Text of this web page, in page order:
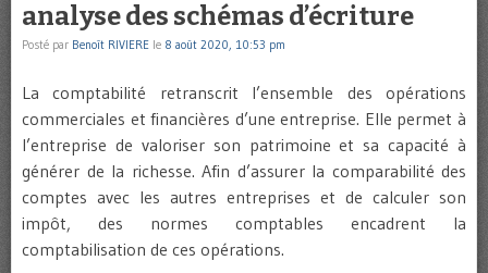
analyse des schémas d’écriture
Posté par Benoît RIVIERE le 8 août 2020, 10:53 pm
La comptabilité retranscrit l’ensemble des opérations
commerciales et financières d’une entreprise. Elle permet à
l’entreprise de valoriser son patrimoine et sa capacité à
générer de la richesse. Afin d’assurer la comparabilité des
comptes avec les autres entreprises et de calculer son
impôt, des normes comptables encadrent la
comptabilisation de ces opérations.